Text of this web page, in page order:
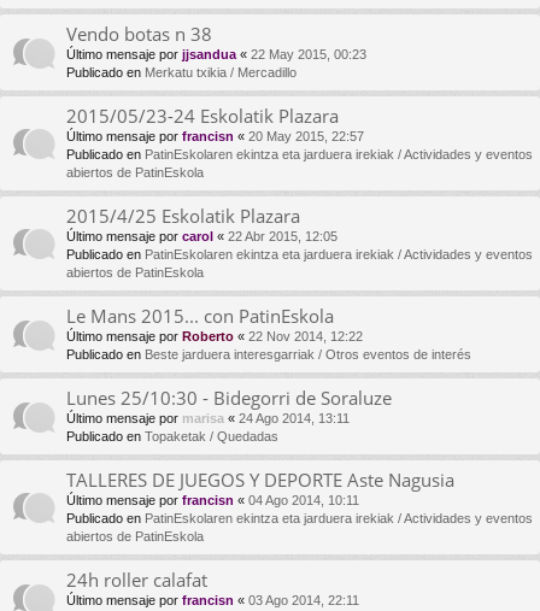
Vendo botas n 38
Último mensaje por jjsandua « 22 May 2015, 00:23
Publicado en Merkatu txikia / Mercadillo
2015/05/23-24 Eskolatik Plazara
Último mensaje por francisn « 20 May 2015, 22:57
Publicado en PatinEskolaren ekintza eta jarduera irekiak / Actividades y eventos
abiertos de PatinEskola
2015/4/25 Eskolatik Plazara
Último mensaje por carol « 22 Abr 2015, 12:05
Publicado en PatinEskolaren ekintza eta jarduera irekiak / Actividades y eventos
abiertos de PatinEskola
Le Mans 2015... con PatinEskola
Último mensaje por Roberto « 22 Nov 2014, 12:22
Publicado en Beste jarduera interesgarriak / Otros eventos de interés
Lunes 25/10:30 - Bidegorri de Soraluze
Último mensaje por marisa « 24 Ago 2014, 13:11
Publicado en Topaketak / Quedadas
TALLERES DE JUEGOS Y DEPORTE Aste Nagusia
Último mensaje por francisn « 04 Ago 2014, 10:11
Publicado en PatinEskolaren ekintza eta jarduera irekiak / Actividades y eventos
abiertos de PatinEskola
24h roller calafat
Último mensaje por francisn « 03 Ago 2014, 22:11